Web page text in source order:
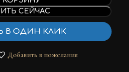
СЕЙЧАС
В ОДИН КЛИК
Добавить в пожелания